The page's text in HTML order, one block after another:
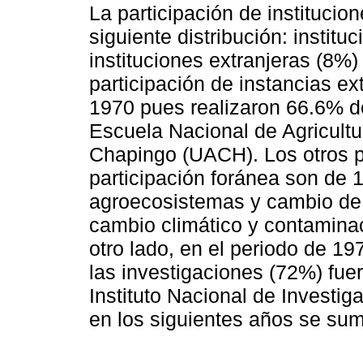
La participación de
siguiente distribución:
instituciones extranjeras
participación de instancias
1970 pues realizaron 66.6%
Escuela Nacional de
Chapingo (UACH). Los otros
participación foránea son de
agroecosistemas y cambio
cambio climático y
otro lado, en el periodo de
las investigaciones (72%)
Instituto Nacional de
en los siguientes años se